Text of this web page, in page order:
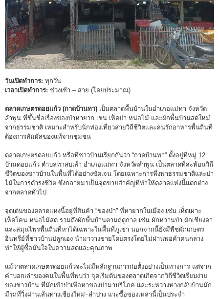
วันเปิดทำการ: ทุกวัน
เวลาเปิดทำการ: ช่วงเช้า – สาย (โดยประมาณ)
ตลาดเกษตรดอยแก้ว (กาดบ้านทา) เป็นตลาดพื้นบ้านในอำเภอแม่ทา จังหวัด
ลำพูน ที่ขึ้นชื่อเรื่องของป่าหายาก เช่น เห็ดป่า หน่อไม้ และผักพื้นบ้านสดใหม่
จากธรรมชาติ เหมาะสำหรับนักท่องเที่ยวสายวิถีชีวิตและคนรักอาหารพื้นถิ่นที่
ต้องการสัมผัสของแท้จากชุมชน
ตลาดเกษตรดอยแก้ว หรือที่ชาวบ้านเรียกกันว่า “กาดบ้านทา” ตั้งอยู่ที่หมู่ 12
บ้านดอยแก้ว ตำบลทาสบเส้า อำเภอแม่ทา จังหวัดลำพูน เป็นตลาดที่สะท้อนวิถี
ชีวิตของชาวบ้านในพื้นที่ได้อย่างชัดเจน โดยเฉพาะการพึ่งพาธรรมชาติและป่า
ไม้ในการดำรงชีวิต ซึ่งกลายมาเป็นจุดขายสำคัญที่ทำให้ตลาดแห่งนี้แตกต่าง
จากตลาดทั่วไป
จุดเด่นของตลาดแห่งนี้อยู่ที่สินค้า “ของป่า” ที่หายากในเมือง เช่น เห็ดเผาะ
เห็ดโคน หน่อไม้สด รวมถึงผักพื้นบ้านตามฤดูกาล เช่น ผักหวานป่า ผักเชียงดา
และสมุนไพรพื้นถิ่นที่หาได้เฉพาะในพื้นที่ภูเขา นอกจากนี้ยังมีพืชผักเกษตร
อินทรีย์ที่ชาวบ้านปลูกเอง นำมาวางขายโดยตรงโดยไม่ผ่านพ่อค้าคนกลาง
ทำให้ผู้ซื้อมั่นใจในความสดและคุณภาพ
แม้ว่าตลาดเกษตรดอยแก้วจะไม่มีหลักฐานการก่อตั้งอย่างเป็นทางการ แต่จาก
คำบอกเล่าของคนในพื้นที่พบว่า จุดเริ่มต้นของตลาดเกิดจากวิถีชีวิตเรียบง่าย
ของชาวบ้าน ที่มักเข้าป่าเพื่อหาของป่ามาบริโภค และระหว่างทางกลับบ้านมัก
มีรถที่วิ่งผ่านเส้นทางเชียงใหม่–ลำปาง แวะซื้อของเหล่านี้เป็นประจำ